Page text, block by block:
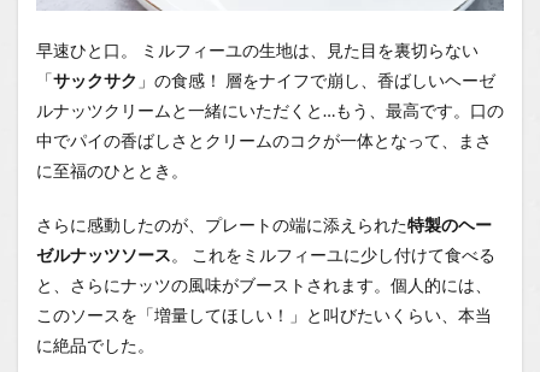
早速ひと口。 ミルフィーユの生地は、見た目を裏切らない
「サックサク 」の食感！ 層をナイフで崩し、香ばしいヘーゼ
ルナッツクリームと一緒にいただくと…もう、最高です。口の
中でパイの香ばしさとクリームのコクが一体となって、まさ
に至福のひととき。
さらに感動したのが、プレートの端に添えられた特製のヘー
ゼルナッツソース。 これをミルフィーユに少し付けて食べる
と、さらにナッツの風味がブーストされます。個人的には、
このソースを「増量してほしい！」と叫びたいくらい、本当
に絶品でした。